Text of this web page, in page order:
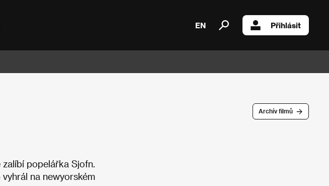
EN Přihlásit
Archív filmů
popelářka Sjofn.
na newyorském